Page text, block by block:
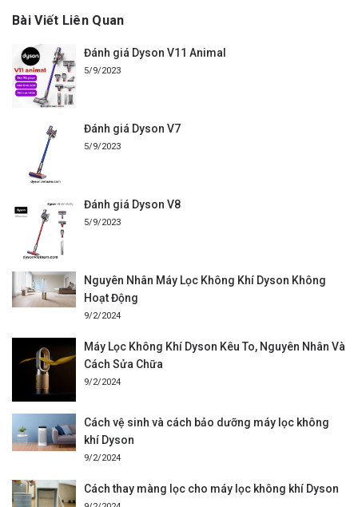
Bài Viết Liên Quan
Đánh giá Dyson V11 Animal
5/9/2023
Đánh giá Dyson V7
5/9/2023
Đánh giá Dyson V8
5/9/2023
Nguyên Nhân Máy Lọc Không Khí Dyson Không
Hoạt Động
9/2/2024
Máy Lọc Không Khí Dyson Kêu To, Nguyên Nhân Và
Cách Sửa Chữa
9/2/2024
Cách vệ sinh và cách bảo dưỡng máy lọc không
khí Dyson
9/2/2024
Cách thay màng lọc cho máy lọc không khí Dyson